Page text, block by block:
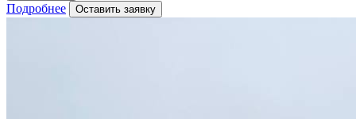
Подробнее Оставить заявку